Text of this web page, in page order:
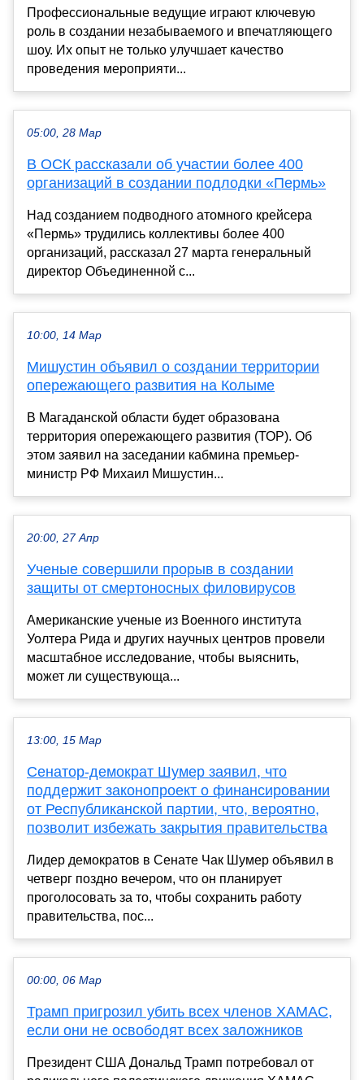
Профессиональные ведущие играют ключевую
роль в создании незабываемого и впечатляющего
шоу. Их опыт не только улучшает качество
проведения мероприяти...
05:00, 28 Мар
В ОСК рассказали об участии более 400
организаций в создании подлодки «Пермь»
Над созданием подводного атомного крейсера
«Пермь» трудились коллективы более 400
организаций, рассказал 27 марта генеральный
директор Объединенной с...
10:00, 14 Мар
Мишустин объявил о создании территории
опережающего развития на Колыме
В Магаданской области будет образована
территория опережающего развития (ТОР). Об
этом заявил на заседании кабмина премьер-
министр РФ Михаил Мишустин...
20:00, 27 Апр
Ученые совершили прорыв в создании
защиты от смертоносных филовирусов
Американские ученые из Военного института
Уолтера Рида и других научных центров провели
масштабное исследование, чтобы выяснить,
может ли существующа...
13:00, 15 Мар
Сенатор-демократ Шумер заявил, что
поддержит законопроект о финансировании
от Республиканской партии, что, вероятно,
позволит избежать закрытия правительства
Лидер демократов в Сенате Чак Шумер объявил в
четверг поздно вечером, что он планирует
проголосовать за то, чтобы сохранить работу
правительства, пос...
00:00, 06 Мар
Трамп пригрозил убить всех членов ХАМАС,
если они не освободят всех заложников
Президент США Дональд Трамп потребовал от